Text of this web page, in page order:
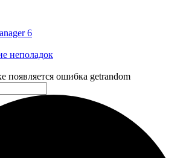
6
неполадок
появляется ошибка getrandom